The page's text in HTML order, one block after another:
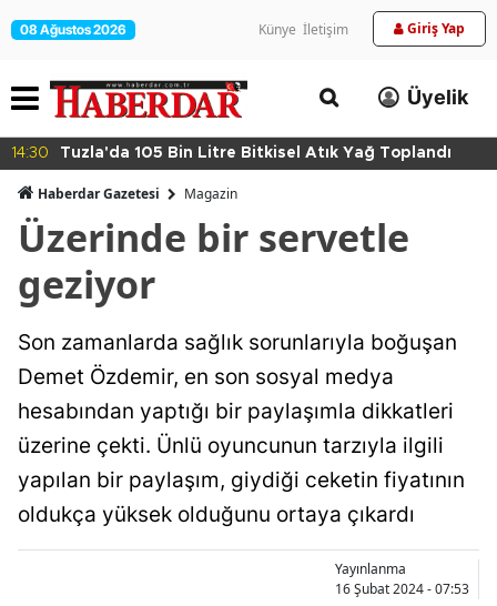
08 Ağustos 2026 Künye İletişim Giriş Yap
Üyelik
14:30 Tuzla'da 105 Bin Litre Bitkisel Atık Yağ Toplandı
Haberdar Gazetesi Magazin
Üzerinde bir servetle
geziyor
Son zamanlarda sağlık sorunlarıyla boğuşan
Demet Özdemir, en son sosyal medya
hesabından yaptığı bir paylaşımla dikkatleri
üzerine çekti. Ünlü oyuncunun tarzıyla ilgili
yapılan bir paylaşım, giydiği ceketin fiyatının
oldukça yüksek olduğunu ortaya çıkardı
Yayınlanma
16 Şubat 2024 - 07:53